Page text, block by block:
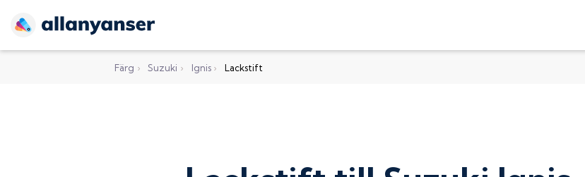
Färg › Suzuki › Ignis › Lackstift